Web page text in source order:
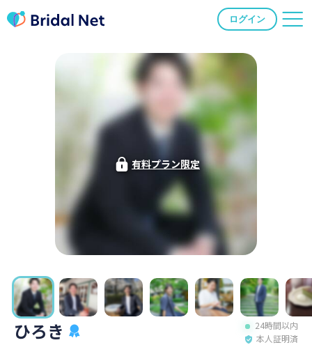
ログイン
有料プラン限定
ひろき
24時間以内
本人証明済